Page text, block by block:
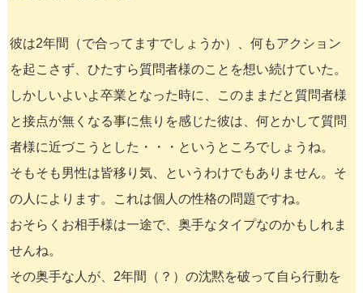
彼は2年間（で合ってますでしょうか）、何もアクション
を起こさず、ひたすら質問者様のことを想い続けていた。
しかしいよいよ卒業となった時に、このままだと質問者様
と接点が無くなる事に焦りを感じた彼は、何とかして質問
者様に近づこうとした・・・というところでしょうね。
そもそも男性は皆移り気、というわけでもありません。そ
の人によります。これは個人の性格の問題ですね。
おそらくお相手様は一途で、奥手なタイプなのかもしれま
せんね。
その奥手な人が、2年間（？）の沈黙を破って自ら行動を